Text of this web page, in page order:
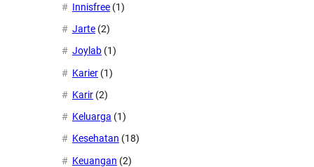
Innisfree (1)
Jarte (2)
Joylab (1)
Karier (1)
Karir (2)
Keluarga (1)
Kesehatan (18)
Keuangan (2)